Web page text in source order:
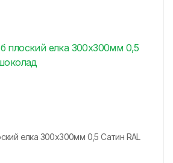
елка 300х300мм 0,5 Сатин RAL